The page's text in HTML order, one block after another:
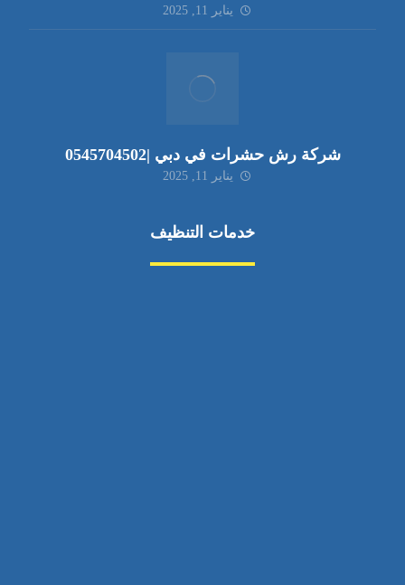
يناير 11, 2025
شركة رش حشرات في دبي |0545704502
يناير 11, 2025
خدمات التنظيف